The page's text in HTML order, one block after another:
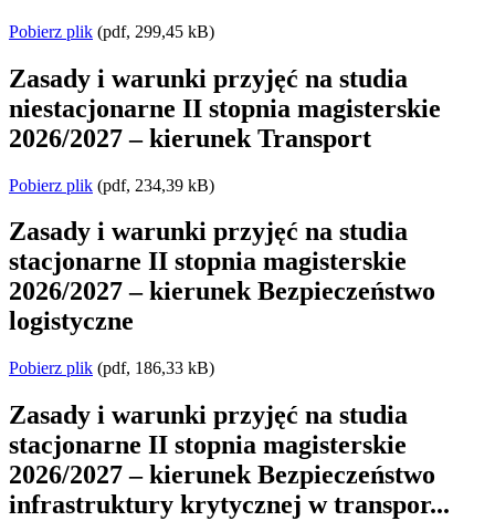
Pobierz plik (pdf, 299,45 kB)
Zasady i warunki przyjęć na studia
niestacjonarne II stopnia magisterskie
2026/2027 – kierunek Transport
Pobierz plik (pdf, 234,39 kB)
Zasady i warunki przyjęć na studia
stacjonarne II stopnia magisterskie
2026/2027 – kierunek Bezpieczeństwo
logistyczne
Pobierz plik (pdf, 186,33 kB)
Zasady i warunki przyjęć na studia
stacjonarne II stopnia magisterskie
2026/2027 – kierunek Bezpieczeństwo
infrastruktury krytycznej w transpor...